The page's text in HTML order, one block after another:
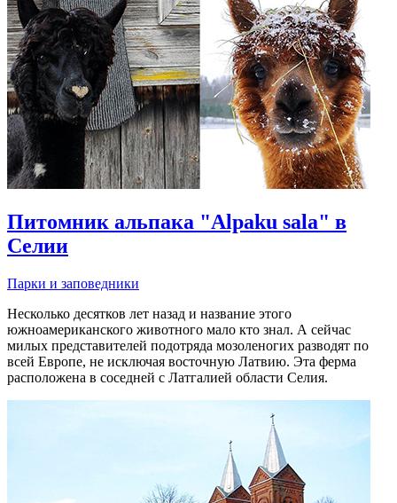
Питомник альпака "Alpaku sala" в
Селии
Парки и заповедники
Несколько десятков лет назад и название этого
южноамериканского животного мало кто знал. А сейчас
милых представителей подотряда мозоленогих разводят по
всей Европе, не исключая восточную Латвию. Эта ферма
расположена в соседней с Латгалией области Селия.